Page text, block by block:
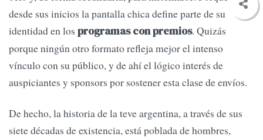
desde sus inicios la pantalla chica define parte de su
identidad en los programas con premios. Quizás
porque ningún otro formato refleja mejor el intenso
vínculo con su público, y de ahí el lógico interés de
auspiciantes y sponsors por sostener esta clase de envíos.
De hecho, la historia de la teve argentina, a través de sus
siete décadas de existencia, está poblada de hombres,